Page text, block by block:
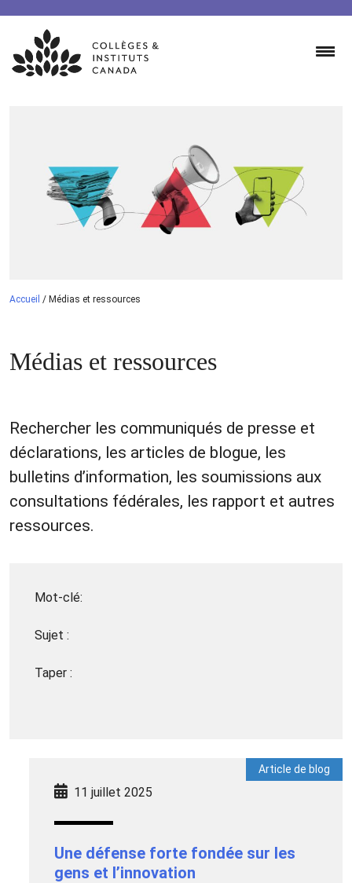
Skip
content
Accueil / Médias et ressources
Médias et ressources
Rechercher les communiqués de presse et
déclarations, les articles de blogue, les
bulletins d’information, les soumissions aux
consultations fédérales, les rapport et autres
ressources.
Mot-clé:
Sujet :
Taper :
11 juillet 2025
Article de blog
Une défense forte fondée sur les
gens et l’innovation